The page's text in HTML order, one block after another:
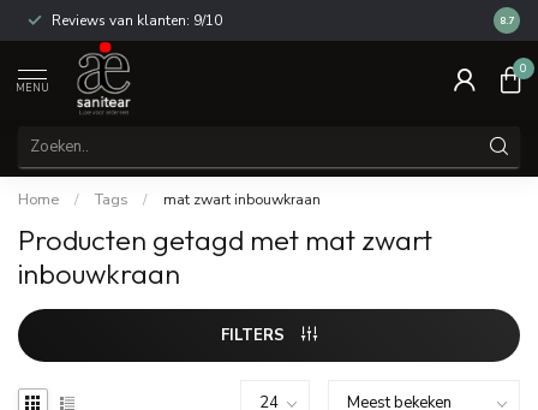
Reviews van klanten: 9/10 14
8.7
MENU
0
Home / Tags / mat zwart inbouwkraan
Producten getagd met mat zwart
inbouwkraan
FILTERS